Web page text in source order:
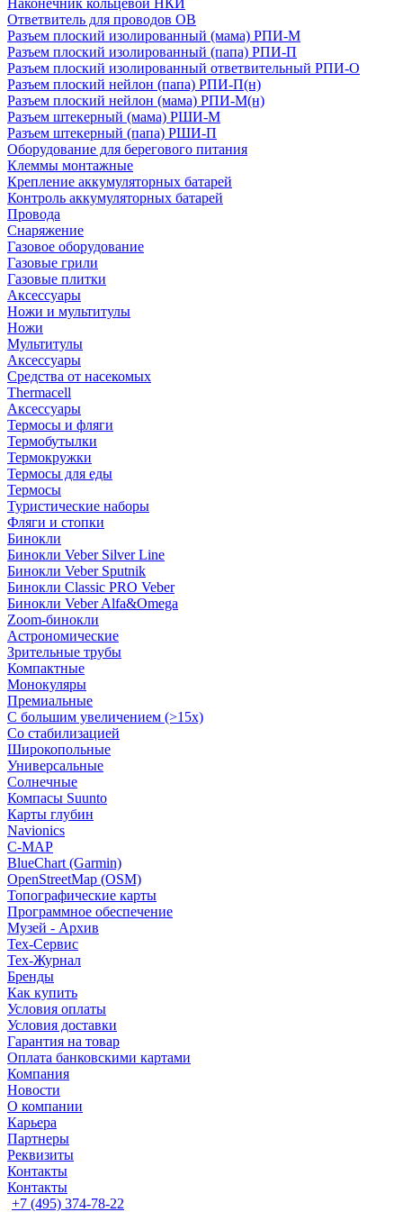
Наконечник кольцевой НКИ
Ответвитель для проводов ОВ
Разъем плоский изолированный (мама) РПИ-М
Разъем плоский изолированный (папа) РПИ-П
Разъем плоский изолированный ответвительный РПИ-О
Разъем плоский нейлон (папа) РПИ-П(н)
Разъем плоский нейлон (мама) РПИ-М(н)
Разъем штекерный (мама) РШИ-М
Разъем штекерный (папа) РШИ-П
Оборудование для берегового питания
Клеммы монтажные
Крепление аккумуляторных батарей
Контроль аккумуляторных батарей
Провода
Снаряжение
Газовое оборудование
Газовые грили
Газовые плитки
Аксессуары
Ножи и мультитулы
Ножи
Мультитулы
Аксессуары
Средства от насекомых
Thermacell
Аксессуары
Термосы и фляги
Термобутылки
Термокружки
Термосы для еды
Термосы
Туристические наборы
Фляги и стопки
Бинокли
Бинокли Veber Silver Line
Бинокли Veber Sputnik
Бинокли Classic PRO Veber
Бинокли Veber Alfa&Omega
Zoom-бинокли
Астрономические
Зрительные трубы
Компактные
Монокуляры
Премиальные
С большим увеличением (>15x)
Со стабилизацией
Широкопольные
Универсальные
Солнечные
Компасы Suunto
Карты глубин
Navionics
C-MAP
BlueChart (Garmin)
OpenStreetMap (OSM)
Топографические карты
Программное обеспечение
Музей - Архив
Tex-Сервис
Тех-Журнал
Бренды
Как купить
Условия оплаты
Условия доставки
Гарантия на товар
Оплата банковскими картами
Компания
Новости
О компании
Карьера
Партнеры
Реквизиты
Контакты
Контакты
+7 (495) 374-78-22